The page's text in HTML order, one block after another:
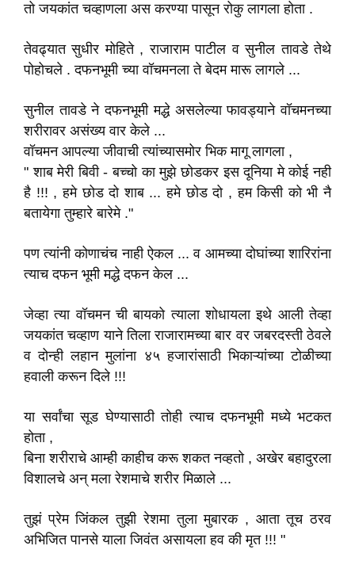
तो जयकांत चव्हाणला अस करण्या पासून रोकु लागला होता .
तेवढ्यात सुधीर मोहिते , राजाराम पाटील व सुनील तावडे तेथे
पोहोचले . दफनभूमी च्या वॉचमनला ते बेदम मारू लागले ...
सुनील तावडे ने दफनभूमी मद्धे असलेल्या फावड्याने वॉचमनच्या
शरीरावर असंख्य वार केले ...
वॉचमन आपल्या जीवाची त्यांच्यासमोर भिक मागू लागला ,
" शाब मेरी बिवी - बच्चो का मुझे छोडकर इस दूनिया मे कोई नही
है !!! , हमे छोड दो शाब ... हमे छोड दो , हम किसी को भी नै
बतायेगा तुम्हारे बारेमे ."
पण त्यांनी कोणाचंच नाही ऐकल ... व आमच्या दोघांच्या शारिरांना
त्याच दफन भूमी मद्धे दफन केल ...
जेव्हा त्या वॉचमन ची बायको त्याला शोधायला इथे आली तेव्हा
जयकांत चव्हाण याने तिला राजारामच्या बार वर जबरदस्ती ठेवले
व दोन्ही लहान मुलांना ४५ हजारांसाठी भिकाऱ्यांच्या टोळीच्या
हवाली करून दिले !!!
या सर्वांचा सूड घेण्यासाठी तोही त्याच दफनभूमी मध्ये भटकत
होता ,
बिना शरीराचे आम्ही काहीच करू शकत नव्हतो , अखेर बहादुरला
विशालचे अन् मला रेशमाचे शरीर मिळाले ...
तुझं प्रेम जिंकल तुझी रेशमा तुला मुबारक , आता तूच ठरव
अभिजित पानसे याला जिवंत असायला हव की मृत !!! "